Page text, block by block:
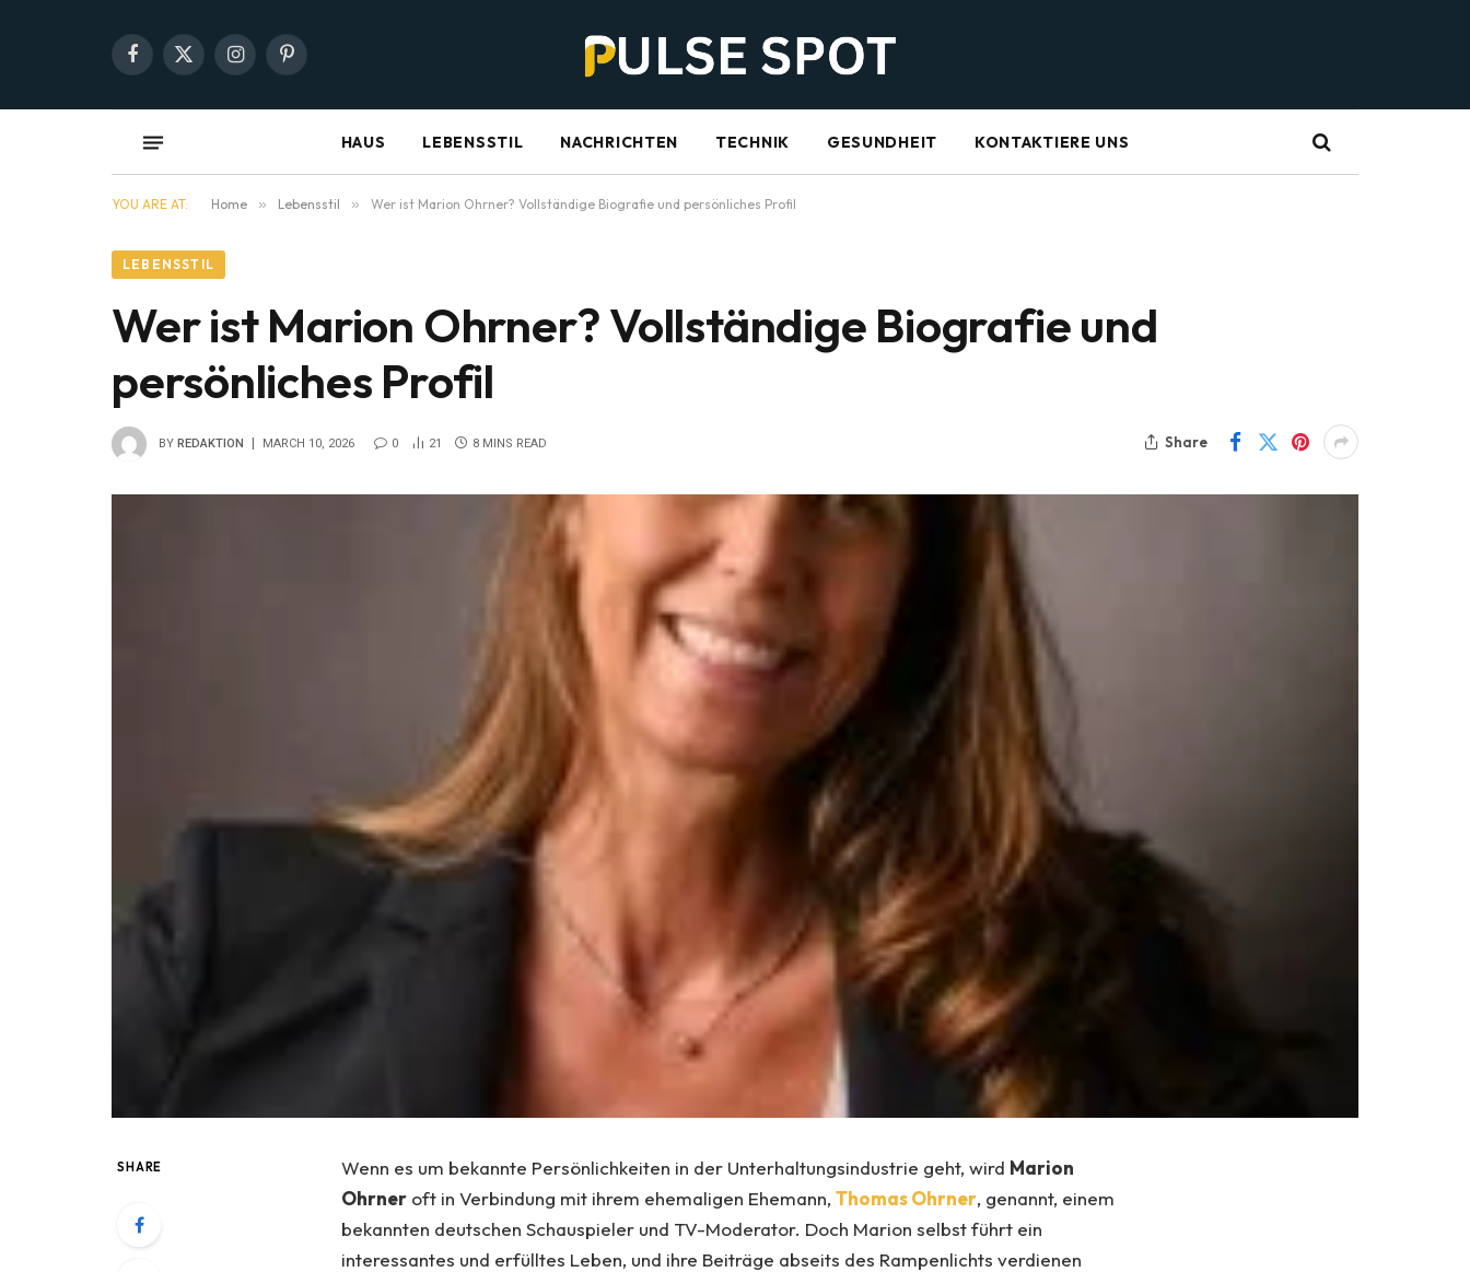
Facebook
X
InstagramPinterest
HAUS LEBENSSTIL NACHRICHTEN TECHNIK GESUNDHEIT KONTAKTIERE UNS
YOU ARE AT: Home » Lebensstil » Wer ist Marion Ohrner? Vollständige Biografie und persönliches Profil
LEBENSSTIL
Wer ist Marion Ohrner? Vollständige Biografie und
persönliches Profil
BY REDAKTION MARCH 10, 2026 0 21 8 MINS READ Share
SHARE Wenn es um bekannte Persönlichkeiten in der Unterhaltungsindustrie geht, wird Marion
Ohrner oft in Verbindung mit ihrem ehemaligen Ehemann, Thomas Ohrner, genannt, einem
bekannten deutschen Schauspieler und TV-Moderator. Doch Marion selbst führt ein
interessantes und erfülltes Leben, und ihre Beiträge abseits des Rampenlichts verdienen